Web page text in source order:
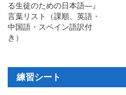
る生徒のための日本語―』
言葉リスト（課順、英語・
中国語・スペイン語訳付
き）
練習シート